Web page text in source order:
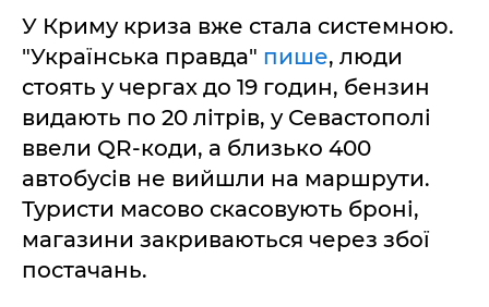
У Криму криза вже стала системною.
"Українська правда" пише, люди
стоять у чергах до 19 годин, бензин
видають по 20 літрів, у Севастополі
ввели QR-коди, а близько 400
автобусів не вийшли на маршрути.
Туристи масово скасовують броні,
магазини закриваються через збої
постачань.